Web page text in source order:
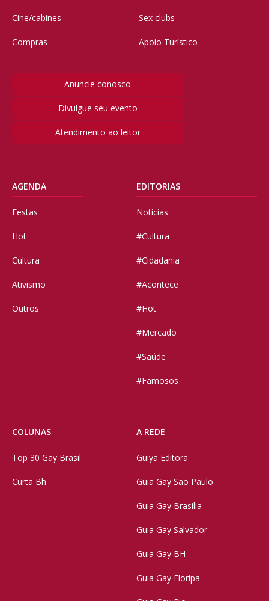
Cine/cabines
Compras
Sex clubs
Apoio Turístico
Anuncie conosco
Divulgue seu evento
Atendimento ao leitor
AGENDA
Festas
Hot
Cultura
Ativismo
Outros
EDITORIAS
Notícias
#Cultura
#Cidadania
#Acontece
#Hot
#Mercado
#Saúde
#Famosos
COLUNAS
Top 30 Gay Brasil
Curta Bh
A REDE
Guiya Editora
Guia Gay São Paulo
Guia Gay Brasilia
Guia Gay Salvador
Guia Gay BH
Guia Gay Floripa